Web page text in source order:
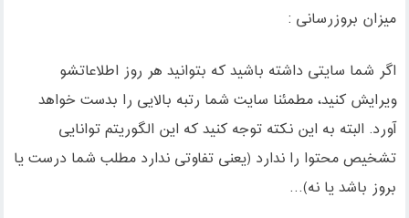
میزان بروزرسانی :
اگر شما سایتی داشته باشید که بتوانید هر روز اطلاعاتشو
ویرایش کنید، مطمئنا سایت شما رتبه بالایی را بدست خواهد
آورد. البته به این نکته توجه کنید که این الگوریتم توانایی
تشخیص محتوا را ندارد (یعنی تفاوتی ندارد مطلب شما درست یا
بروز باشد یا نه)…